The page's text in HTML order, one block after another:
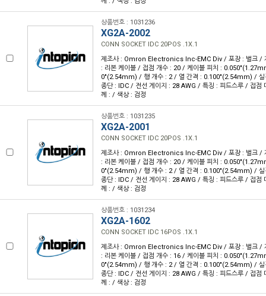
상품번호 : 1031236
XG2A-2002
CONN SOCKET IDC 20POS .1X.1
제조사 : Omron Electronics Inc-EMC Div / 포장 : 벌크 /
: 리본 케이블 / 접점 개수 : 20 / 케이블 피치 :
0"(2.54mm) / 행 개수 : 2 / 열 간격 : 0.100"(2.54mm) / 실
종단 : IDC / 전선 게이지 : 28 AWG / 특징 : 피드스루 / 접점
께 : / 색상 : 검정
상품번호 : 1031235
XG2A-2001
CONN SOCKET IDC 20POS .1X.1
제조사 : Omron Electronics Inc-EMC Div / 포장 : 벌크 /
: 리본 케이블 / 접점 개수 : 20 / 케이블 피치 :
0"(2.54mm) / 행 개수 : 2 / 열 간격 : 0.100"(2.54mm) / 실
종단 : IDC / 전선 게이지 : 28 AWG / 특징 : 피드스루 / 접점
께 : / 색상 : 검정
상품번호 : 1031234
XG2A-1602
CONN SOCKET IDC 16POS .1X.1
제조사 : Omron Electronics Inc-EMC Div / 포장 : 벌크 /
: 리본 케이블 / 접점 개수 : 16 / 케이블 피치 :
0"(2.54mm) / 행 개수 : 2 / 열 간격 : 0.100"(2.54mm) / 실
종단 : IDC / 전선 게이지 : 28 AWG / 특징 : 피드스루 / 접점
께 : / 색상 : 검정